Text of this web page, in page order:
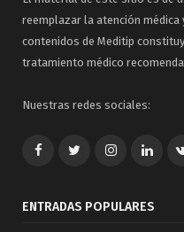
reemplazar la atención
contenidos de Meditip
tratamiento médico
Nuestras redes sociales:
FacebookTwitterGoogle+
ENTRADAS POPULARES